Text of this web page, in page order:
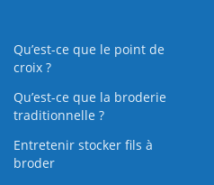
Qu’est-ce que le point de
croix ?
Qu’est-ce que la broderie
traditionnelle ?
Entretenir stocker fils à
broder